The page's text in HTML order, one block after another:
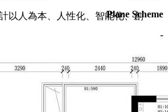
以人為本、人性化、智能化、創
Plane Scheme
-